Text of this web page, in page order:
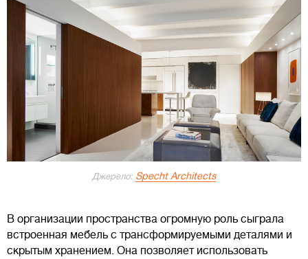
Джерело: Specht Architects
В организации пространства огромную роль сыграла
встроенная мебель с трансформируемыми деталями и
скрытым хранением. Она позволяет использовать